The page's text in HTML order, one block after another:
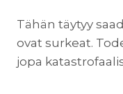
Tähän täytyy
ovat surkeat.
jopa